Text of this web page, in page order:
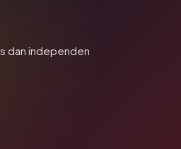
dan independen